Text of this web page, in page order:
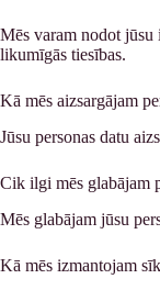
Mēs varam nodot jūsu
likumīgās tiesības.
Kā mēs aizsargājam
Jūsu personas datu
Cik ilgi mēs glabājam
Mēs glabājam jūsu
Kā mēs izmantojam